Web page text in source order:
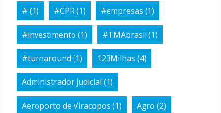
# (1) #CPR(1) #empresas (1)
#investimento (1) #TMAbrasil (1)
#turnaround (1) 123Milhas (4)
Administrador judicial (1)
Aeroporto de Viracopos (1) Agro (2)